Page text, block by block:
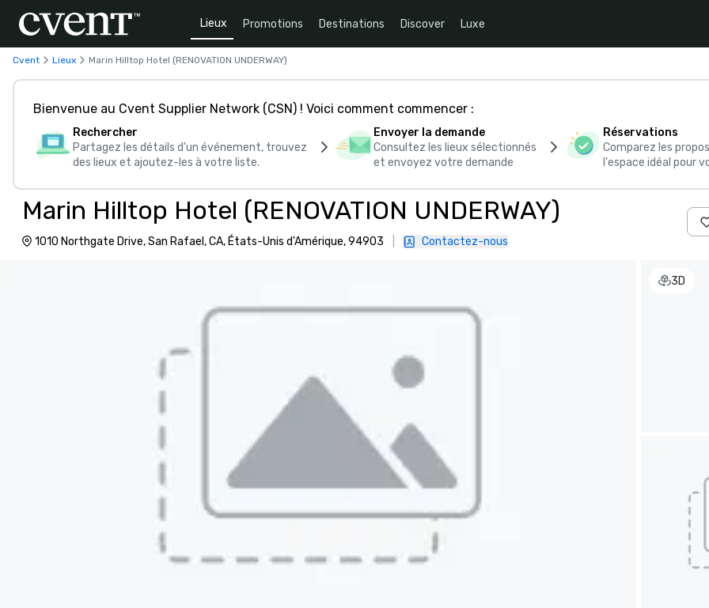
Lieux Promotions Destinations Discover Luxe
Cvent Lieux Marin Hilltop Hotel (RENOVATION UNDERWAY)
Bienvenue au Cvent Supplier Network (CSN) ! Voici comment commencer :
Rechercher
Partagez les détails d'un événement, trouvez
des lieux et ajoutez-les à votre liste.
Envoyer la demande
Consultez les lieux sélectionnés
et envoyez votre demande
Réservations
Comparez les
l'espace idéal pour
Marin Hilltop Hotel (RENOVATION UNDERWAY)
1010 Northgate Drive, San Rafael, CA, États-Unis d'Amérique, 94903 Contactez-nous
3D